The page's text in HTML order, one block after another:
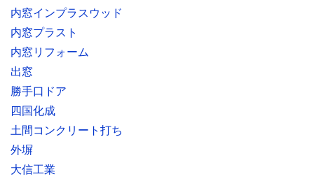
内窓インプラスウッド
内窓プラスト
内窓リフォーム
出窓
勝手口ドア
四国化成
土間コンクリート打ち
外塀
大信工業